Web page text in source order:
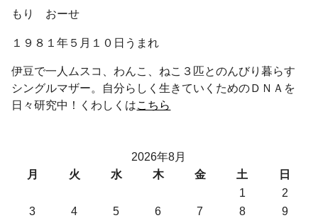
もり おーせ
１９８１年５月１０日うまれ
伊豆で一人ムスコ、わんこ、ねこ３匹とのんびり暮らす
シングルマザー。自分らしく生きていくためのＤＮＡを
日々研究中！くわしくはこちら
2026年8月
月
火 水 木 金 土
日
1
2
3
4 5 6 7 8
9